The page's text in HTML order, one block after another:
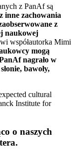
z PanAf są
inne zachowania
z
naukowej
współautorka Mimi
mogą
nagrało w
bawoły,
cultural
Institute for
o naszych